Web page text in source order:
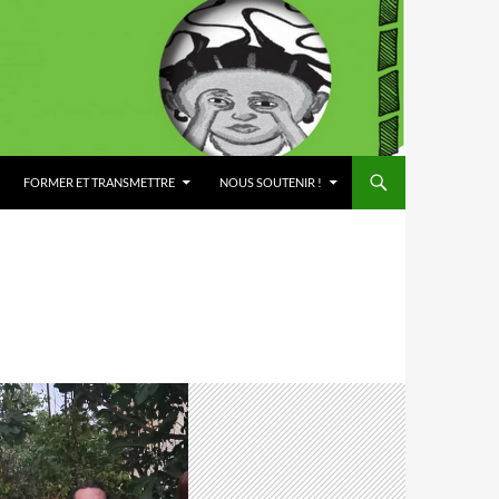
FORMER ET TRANSMETTRE NOUS SOUTENIR !